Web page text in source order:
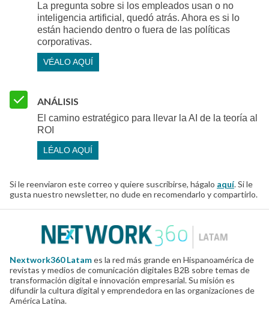
La pregunta sobre si los empleados usan o no
inteligencia artificial, quedó atrás. Ahora es si lo
están haciendo dentro o fuera de las políticas
corporativas.
VÉALO AQUÍ
ANÁLISIS
El camino estratégico para llevar la AI de la teoría al
ROI
LÉALO AQUÍ
Si le reenviaron este correo y quiere suscribirse, hágalo aquí. Si le
gusta nuestro newsletter, no dude en recomendarlo y compartirlo.
Nextwork360 Latames la red más grande en Hispanoamérica de
revistas y medios de comunicación digitales B2B sobre temas de
transformación digital e innovación empresarial. Su misión es
difundir la cultura digital y emprendedora en las organizaciones de
América Latina.